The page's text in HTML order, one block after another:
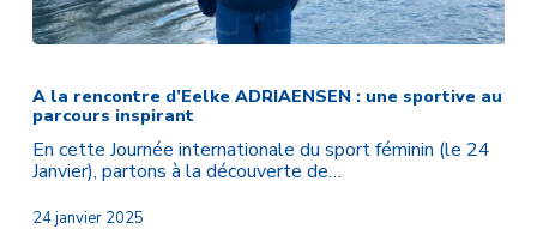
A
rencontre
d’Eelke
ADRIAENSEN
:
une
sportive
au
A la rencontre d’Eelke ADRIAENSEN : une sportive au
parcours inspirant
En cette Journée internationale du sport féminin (le 24
Janvier), partons à la découverte de…
24 janvier 2025